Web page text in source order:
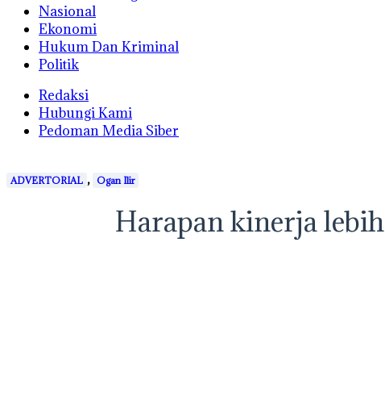
Nasional
Ekonomi
Hukum Dan Kriminal
Politik
Redaksi
Hubungi Kami
Pedoman Media Siber
ADVERTORIAL , Ogan Ilir
Harapan kinerja